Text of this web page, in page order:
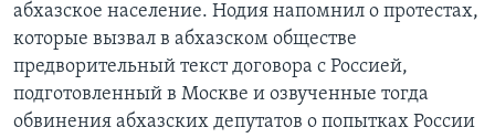
абхазское население. Нодия напомнил о протестах,
которые вызвал в абхазском обществе
предворительный текст договора с Россией,
подготовленный в Москве и озвученные тогда
обвинения абхазских депутатов о попытках России